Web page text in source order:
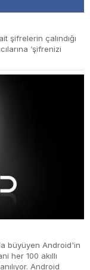
şifrelerin çalındığı
‘şifrenizi
büyüyen Android'in
her 100 akıllı
Android